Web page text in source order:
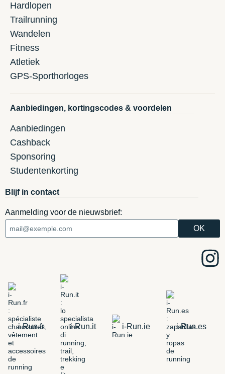
Hardlopen
Trailrunning
Wandelen
Fitness
Atletiek
GPS-Sporthorloges
Aanbiedingen, kortingscodes & voordelen
Aanbiedingen
Cashback
Sponsoring
Studentenkorting
Blijf in contact
Aanmelding voor de nieuwsbrief:
i-Run.fr i-Run.it i-Run.ie i-Run.es